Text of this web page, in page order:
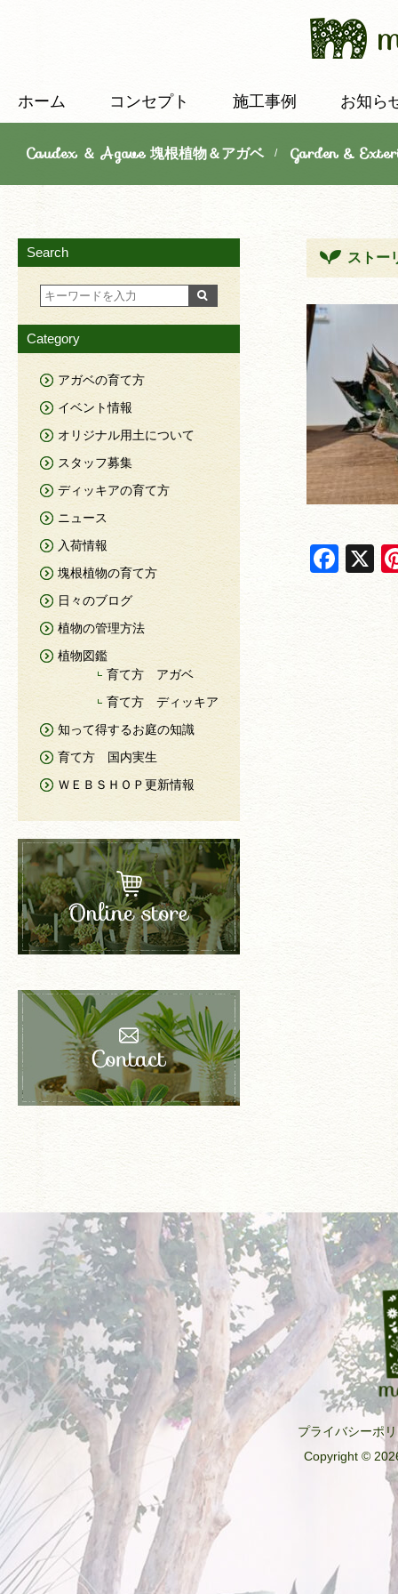
ホーム コンセプト 施工事例 お知ら
Caudex ＆ Agave 塊根植物＆アガベ/Garden &
ストー
F
X
Search
Category
アガベの育て方
イベント情報
オリジナル用土について
スタッフ募集
ディッキアの育て方
ニュース
入荷情報
塊根植物の育て方
日々のブログ
植物の管理方法
植物図鑑
育て方 アガベ
育て方 ディッキア
知って得するお庭の知識
育て方 国内実生
ＷＥＢＳＨＯＰ更新情報
プライバシーポ
Copyright ©